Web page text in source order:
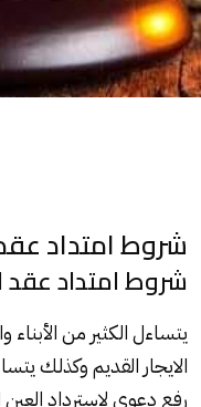
شروط امتداد عقد
شروط امتداد عقد
يتساءل الكثير من
الايجار القديم وكذلك
رفع دعوى لاسترداد